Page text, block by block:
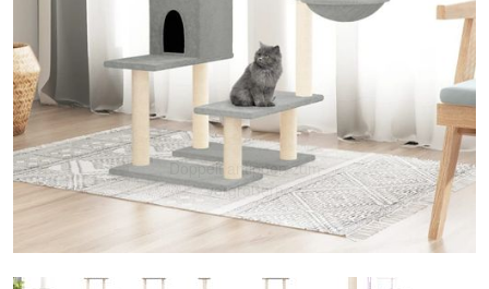
Doppelt antippen zum
vergrößern